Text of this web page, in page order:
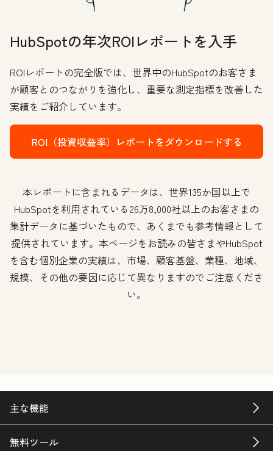
HubSpotの年次ROIレポートを入手
ROIレポートの完全版では、世界中のHubSpotのお客さま
が顧客とのつながりを強化し、重要な測定指標を改善した
実績をご紹介しています。
ROI（投資収益率）レポートをダウンロードする
本レポートに含まれるデータは、 世界135か国以上で
HubSpotを利用されている26万8,000社以上のお客さまの
集計データに基づいたもので、 あくまでも参考情報として
提供されています。本ページをお読みの皆さまやHubSpot
を含む個別企業の実績は、市場、顧客基盤、業種、地域、
規模、その他の要因に応じて異なりますのでご注意くださ
い。
主な機能
無料ツール